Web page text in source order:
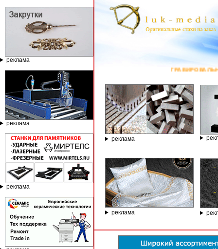
реклама
реклама
реклама
ГРАВИРОВАЛЬНЫЕ И ФРЕЗЕРНЫЕ
реклама
реклама